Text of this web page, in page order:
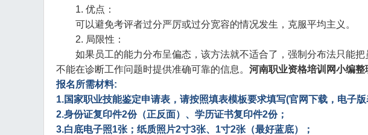
1. 优点：
可以避免考评者过分严厉或过分宽容的情况发生，克服平均主义。
2. 局限性：
如果员工的能力分布呈偏态，该方法就不适合了，强制分布法只能把
不能在诊断工作问题时提供准确可靠的信息。 河南职业资格培训网小编整
报名 所需材料:
1.国家职业技能鉴定申请表，请按照填表模板要求填写(官网下载，电子
2.身份证复印件2份（正反面）、学历证书复印件2份；
3.白底电子照1张；纸质照片2寸3张、1寸2张（最好蓝底）；